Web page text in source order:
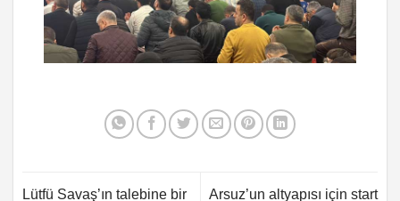
Lütfü Savaş’ın talebine bir Arsuz’un altyapısı için start